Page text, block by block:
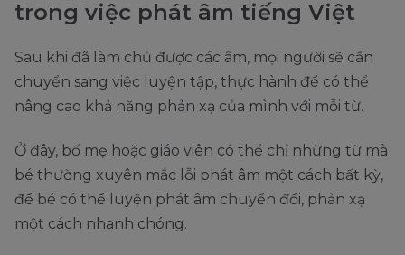
trong việc phát âm tiếng Việt
Sau khi đã làm chủ được các âm, mọi người sẽ cần
chuyển sang việc luyện tập, thực hành để có thể
nâng cao khả năng phản xạ của mình với mỗi từ.
Ở đây, bố mẹ hoặc giáo viên có thể chỉ những từ mà
bé thường xuyên mắc lỗi phát âm một cách bất kỳ,
để bé có thể luyện phát âm chuyển đổi, phản xạ
một cách nhanh chóng.